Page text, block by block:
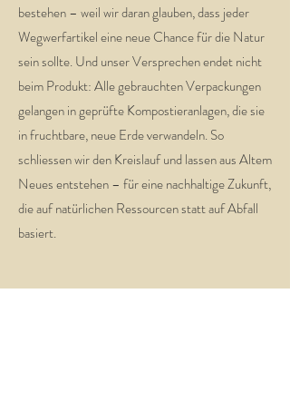
bestehen – weil wir daran glauben, dass jeder
Wegwerfartikel eine neue Chance für die Natur
sein sollte. Und unser Versprechen endet nicht
beim Produkt: Alle gebrauchten Verpackungen
gelangen in geprüfte Kompostieranlagen, die sie
in fruchtbare, neue Erde verwandeln. So
schliessen wir den Kreislauf und lassen aus Altem
Neues entstehen – für eine nachhaltige Zukunft,
die auf natürlichen Ressourcen statt auf Abfall
basiert.